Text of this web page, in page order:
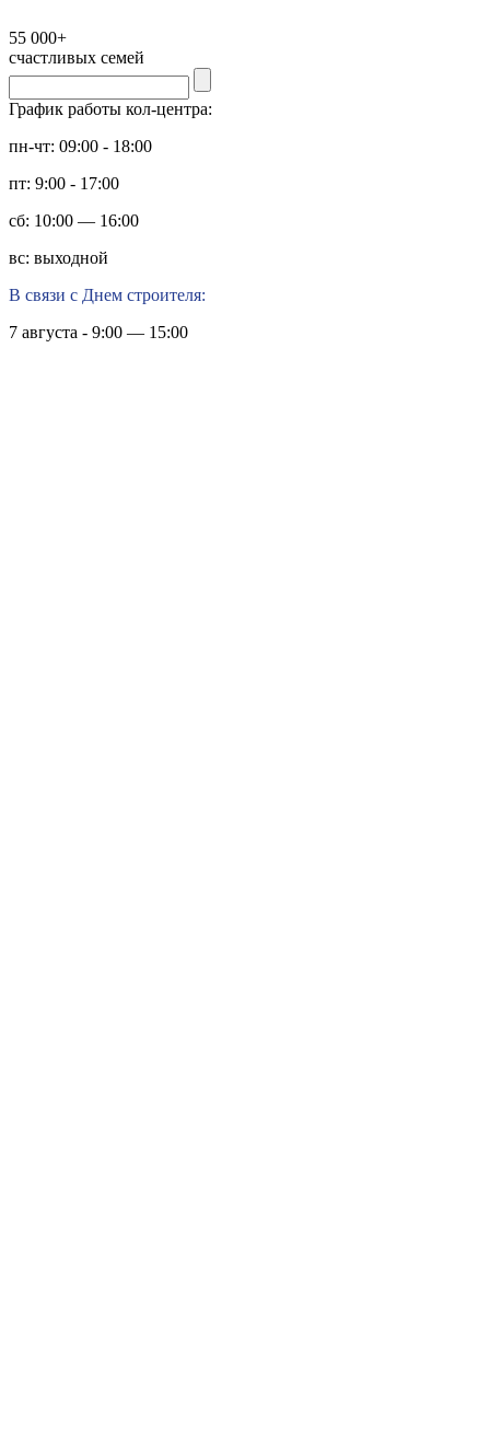
55 000+
счастливых семей
График работы кол-центра:
пн-чт: 09:00 - 18:00
пт: 9:00 - 17:00
сб: 10:00 — 16:00
вс: выходной
В связи с Днем строителя:
7 августа - 9:00 — 15:00